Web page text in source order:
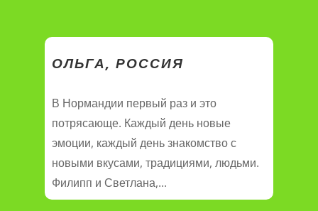
ОЛЬГА, РОССИЯ
В Нормандии первый раз и это
потрясающе. Каждый день новые
эмоции, каждый день знакомство с
новыми вкусами, традициями, людьми.
Филипп и Светлана,...